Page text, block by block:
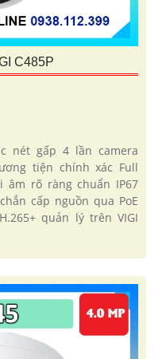
C485P
nét gấp 4 lần camera
tiện chính xác Full
âm rõ ràng chuẩn IP67
cấp nguồn qua PoE
quản lý trên VIGI